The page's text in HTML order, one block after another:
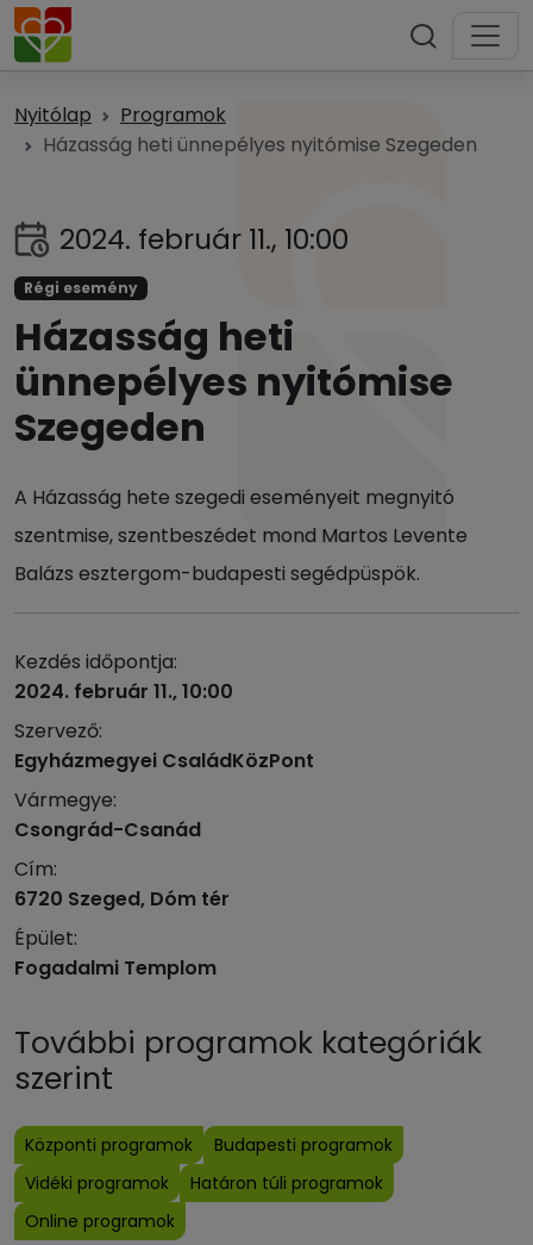
Nyitólap
Programok
Házasság heti ünnepélyes nyitómise Szegeden
2024. február 11., 10:00
Régi esemény
Házasság heti
ünnepélyes nyitómise
Szegeden
A Házasság hete szegedi eseményeit megnyitó
szentmise, szentbeszédet mond Martos Levente
Balázs esztergom-budapesti segédpüspök.
Kezdés időpontja:
2024. február 11., 10:00
Szervező:
Egyházmegyei CsaládKözPont
Vármegye:
Csongrád-Csanád
Cím:
6720 Szeged, Dóm tér
Épület:
Fogadalmi Templom
További programok kategóriák
szerint
Központi programok
Budapesti programok
Vidéki programok
Határon túli programok
Online programok